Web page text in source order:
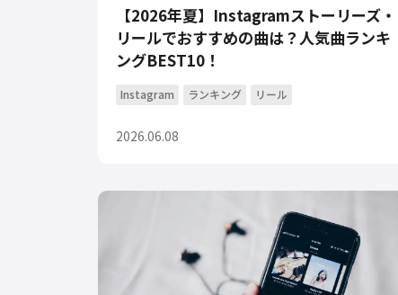
【2026年夏】Instagramストーリーズ・
リールでおすすめの曲は？人気曲ランキ
ングBEST10！
Instagram ランキング リール
2026.06.08